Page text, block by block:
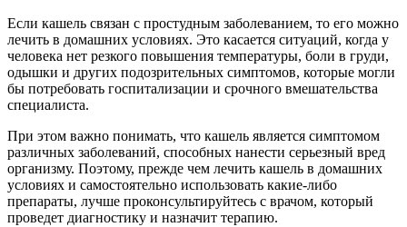
Если кашель связан с простудным заболеванием, то его можно
лечить в домашних условиях. Это касается ситуаций, когда у
человека нет резкого повышения температуры, боли в груди,
одышки и других подозрительных симптомов, которые могли
бы потребовать госпитализации и срочного вмешательства
специалиста.
При этом важно понимать, что кашель является симптомом
различных заболеваний, способных нанести серьезный вред
организму. Поэтому, прежде чем лечить кашель в домашних
условиях и самостоятельно использовать какие-либо
препараты, лучше проконсультируйтесь с врачом, который
проведет диагностику и назначит терапию.